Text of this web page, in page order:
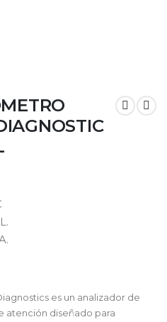
es un analizador de
atención diseñado para